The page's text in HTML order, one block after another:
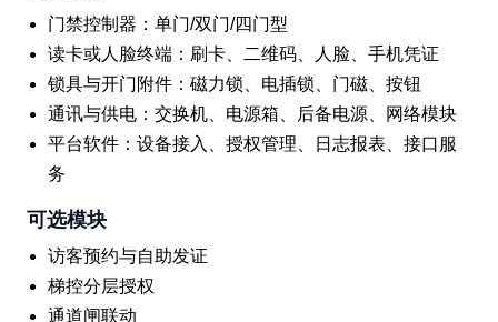
门禁控制器：单门/双门/四门型
读卡或人脸终端：刷卡、二维码、人脸、手机凭证
锁具与开门附件：磁力锁、电插锁、门磁、按钮
通讯与供电：交换机、电源箱、后备电源、网络模块
平台软件：设备接入、授权管理、日志报表、接口服
务
可选模块
访客预约与自助发证
梯控分层授权
通道闸联动